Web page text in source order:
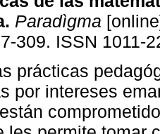
. Paradìgma
309. ISSN 1011-
prácticas
por intereses